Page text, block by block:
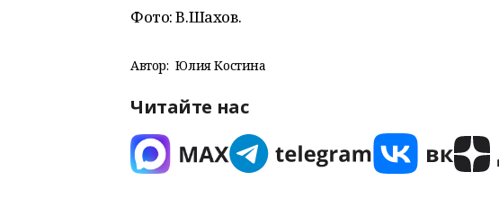
Фото: В.Шахов.
Автор: Юлия Костина
Читайте нас